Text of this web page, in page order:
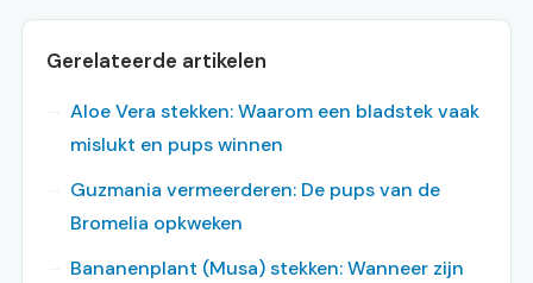
Gerelateerde artikelen
Aloe Vera stekken: Waarom een bladstek vaak
mislukt en pups winnen
Guzmania vermeerderen: De pups van de
Bromelia opkweken
Bananenplant (Musa) stekken: Wanneer zijn